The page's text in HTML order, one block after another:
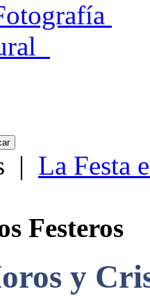
| La Festa
Festeros
y